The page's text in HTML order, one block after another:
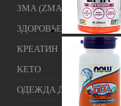
ЗМА (ZMA)
ЗДОРОВЬЕ И
КРЕАТИН
KETO
ОДЕЖДА ДЛЯ